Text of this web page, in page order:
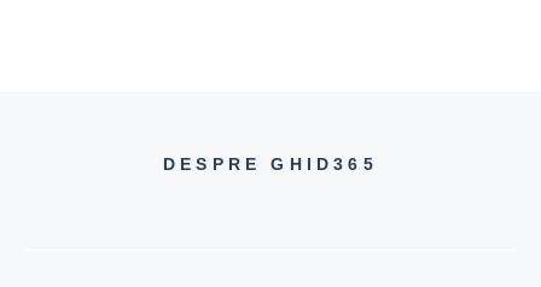
DESPRE GHID365